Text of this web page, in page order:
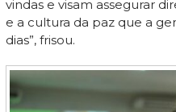
vindas e visam assegurar
e a cultura da paz que a
dias”, frisou.